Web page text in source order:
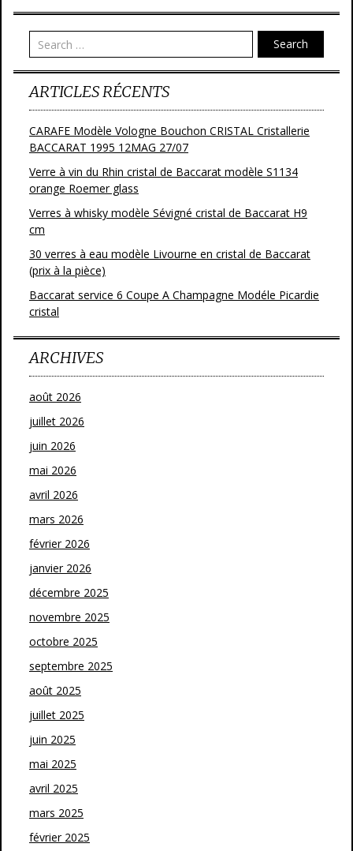
Search
ARTICLES RÉCENTS
CARAFE Modèle Vologne Bouchon CRISTAL Cristallerie
BACCARAT 1995 12MAG 27/07
Verre à vin du Rhin cristal de Baccarat modèle S1134
orange Roemer glass
Verres à whisky modèle Sévigné cristal de Baccarat H9
cm
30 verres à eau modèle Livourne en cristal de Baccarat
(prix à la pièce)
Baccarat service 6 Coupe A Champagne Modéle Picardie
cristal
ARCHIVES
août 2026
juillet 2026
juin 2026
mai 2026
avril 2026
mars 2026
février 2026
janvier 2026
décembre 2025
novembre 2025
octobre 2025
septembre 2025
août 2025
juillet 2025
juin 2025
mai 2025
avril 2025
mars 2025
février 2025